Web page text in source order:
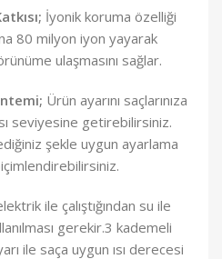
İyonik koruma özelliği
80 milyon iyon yayarak
ulaşmasını sağlar.
Ürün ayarını saçlarınıza
seviyesine getirebilirsiniz.
şekle uygun ayarlama
ile çalıştığından su ile
gerekir.3 kademeli
ile saça uygun ısı derecesi